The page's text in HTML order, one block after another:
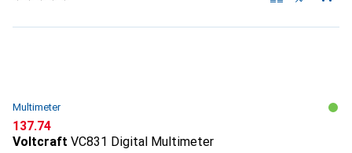
Multimeter
CHF
137.74
Voltcraft VC831 Digital Multimeter